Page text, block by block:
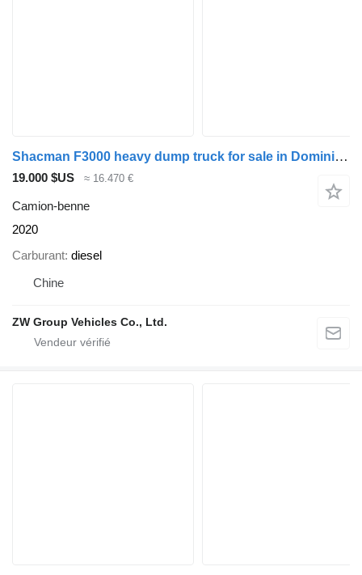
Shacman F3000 heavy dump truck for sale in Dominican Republic
19.000 $US ≈ 16.470 €
Camion-benne
2020
Carburant diesel
Chine
ZW Group Vehicles Co., Ltd.